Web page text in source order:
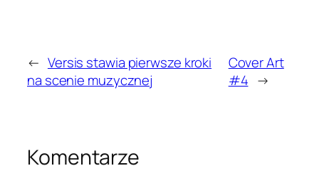
← Versis stawia pierwsze kroki
na scenie muzycznej
Cover Art
#4 →
Komentarze